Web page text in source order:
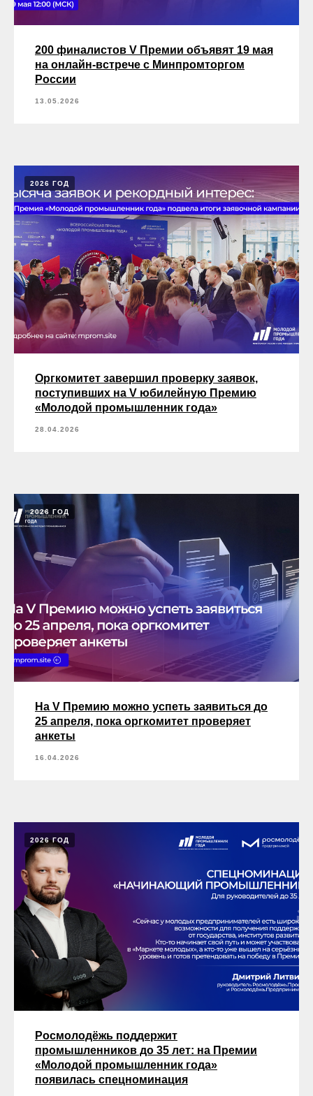
200 финалистов V Премии объявят 19 мая
на онлайн-встрече с Минпромторгом
России
13.05.2026
2026 ГОД
Оргкомитет завершил проверку заявок,
поступивших на V юбилейную Премию
«Молодой промышленник года»
28.04.2026
2026 ГОД
На V Премию можно успеть заявиться до
25 апреля, пока оргкомитет проверяет
анкеты
16.04.2026
2026 ГОД
Росмолодёжь поддержит
промышленников до 35 лет: на Премии
«Молодой промышленник года»
появилась спецноминация